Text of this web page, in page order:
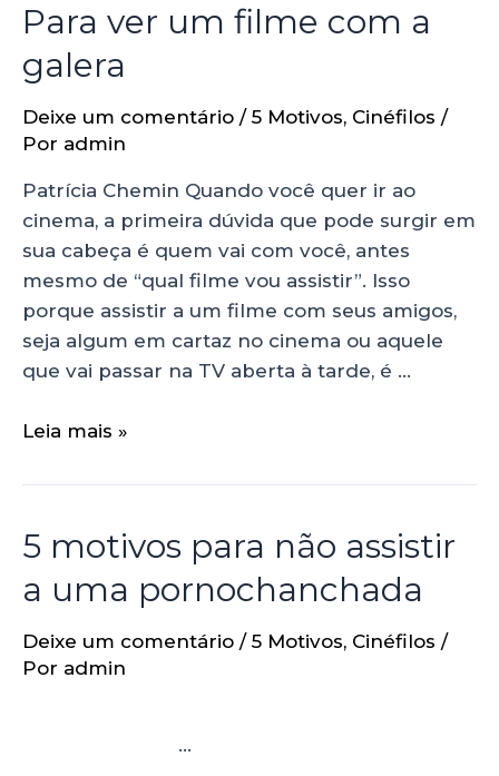
Para ver um filme com a
galera
Deixe um comentário / 5 Motivos, Cinéfilos /
Por admin
Patrícia Chemin Quando você quer ir ao
cinema, a primeira dúvida que pode surgir em
sua cabeça é quem vai com você, antes
mesmo de “qual filme vou assistir”. Isso
porque assistir a um filme com seus amigos,
seja algum em cartaz no cinema ou aquele
que vai passar na TV aberta à tarde, é …
Leia mais »
5 motivos para não assistir
a uma pornochanchada
Deixe um comentário / 5 Motivos, Cinéfilos /
Por admin
…